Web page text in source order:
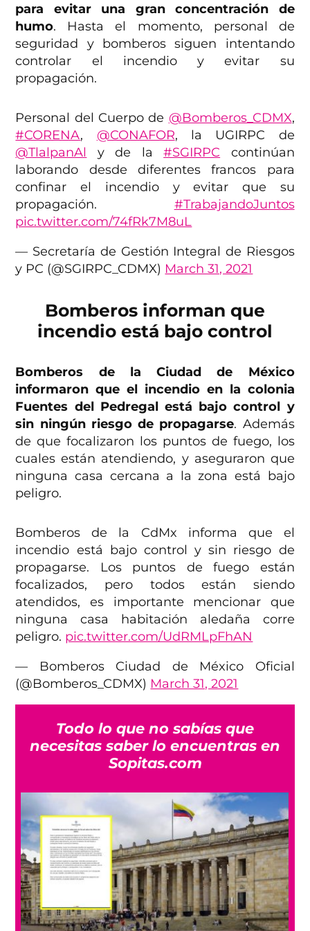
para evitar una gran concentración de
humo. Hasta el momento, personal de
seguridad y bomberos siguen intentando
controlar el incendio y evitar su
propagación.
Personal del Cuerpo de @Bomberos_CDMX,
#CORENA, @CONAFOR, la UGIRPC de
@TlalpanAl
y de la#SGIRPC continúan
laborando desde diferentes francos para
confinar el incendio y evitar que su
propagación. #TrabajandoJuntos
pic.twitter.com/74fRk7M8uL
— Secretaría de Gestión Integral de Riesgos
y PC (@SGIRPC_CDMX) March 31, 2021
Bomberos informan que
incendio está bajo control
Bomberos de la Ciudad de México
informaron que el incendio en la colonia
Fuentes del Pedregal está bajo control y
sin ningún riesgo de propagarse. Además
de que focalizaron los puntos de fuego, los
cuales están atendiendo, y aseguraron que
ninguna casa cercana a la zona está bajo
peligro.
Bomberos de la CdMx informa que el
incendio está bajo control y sin riesgo de
propagarse. Los puntos de fuego están
focalizados, pero todos están siendo
atendidos, es importante mencionar que
ninguna casa habitación aledaña corre
peligro. pic.twitter.com/UdRMLpFhAN
— Bomberos Ciudad de México Oficial
(@Bomberos_CDMX) March 31, 2021
Todo lo que no sabías que
necesitas saber lo encuentras en
Sopitas.com